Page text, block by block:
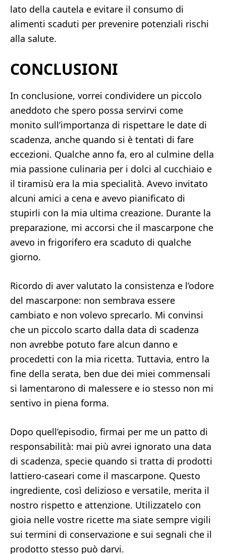
lato della cautela e evitare il consumo di
alimenti scaduti per prevenire potenziali rischi
alla salute.
CONCLUSIONI
In conclusione, vorrei condividere un piccolo
aneddoto che spero possa servirvi come
monito sull’importanza di rispettare le date di
scadenza, anche quando si è tentati di fare
eccezioni. Qualche anno fa, ero al culmine della
mia passione culinaria per i dolci al cucchiaio e
il tiramisù era la mia specialità. Avevo invitato
alcuni amici a cena e avevo pianificato di
stupirli con la mia ultima creazione. Durante la
preparazione, mi accorsi che il mascarpone che
avevo in frigorifero era scaduto di qualche
giorno.
Ricordo di aver valutato la consistenza e l’odore
del mascarpone: non sembrava essere
cambiato e non volevo sprecarlo. Mi convinsi
che un piccolo scarto dalla data di scadenza
non avrebbe potuto fare alcun danno e
procedetti con la mia ricetta. Tuttavia, entro la
fine della serata, ben due dei miei commensali
si lamentarono di malessere e io stesso non mi
sentivo in piena forma.
Dopo quell’episodio, firmai per me un patto di
responsabilità: mai più avrei ignorato una data
di scadenza, specie quando si tratta di prodotti
lattiero-caseari come il mascarpone. Questo
ingrediente, così delizioso e versatile, merita il
nostro rispetto e attenzione. Utilizzatelo con
gioia nelle vostre ricette ma siate sempre vigili
sui termini di conservazione e sui segnali che il
prodotto stesso può darvi.